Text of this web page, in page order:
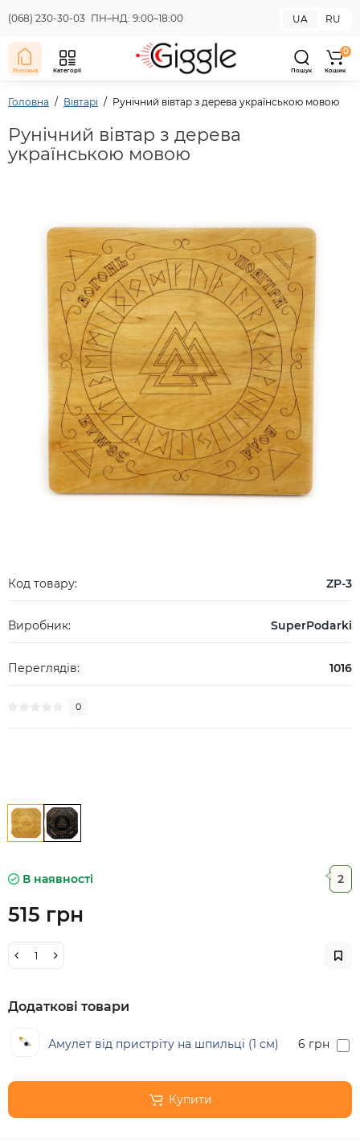
(068) 230-30-03 ПН–НД: 9:00–18:00 UA RU
Головна Категорії Пошук
0
Кошик
Головна Вівтарі Рунічний вівтар з дерева українською мовою
Рунічний вівтар з дерева
українською мовою
Код товару: ZP-3
Виробник: SuperPodarki
Переглядів: 1016
0
В наявності 2
515 грн
Додаткові товари
Амулет від пристріту на шпильці (1 см) 6 грн
Купити